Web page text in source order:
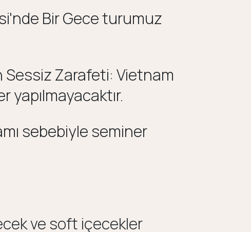
Bir Gece turumuz
Zarafeti: Vietnam
sebebiyle seminer
ve soft içecekler